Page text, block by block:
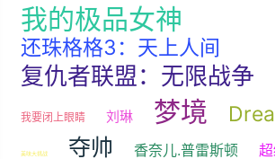
我的极品女神
还珠格格3：天上人间
复仇者联盟：无限战争
我要闭上眼睛 刘琳 梦境
美味大挑战 夺帅 香奈儿.普雷斯顿